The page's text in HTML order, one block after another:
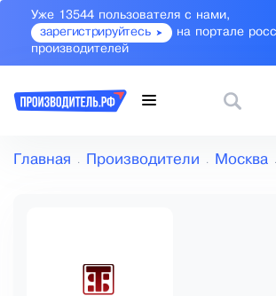
Уже 13544 пользователя с нами,
зарегистрируйтесь
на портале
производителей
Главная Производители Москва